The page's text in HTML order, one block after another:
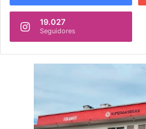
19.027
Seguidores